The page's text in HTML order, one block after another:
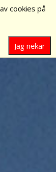
cookies på
Jag nekar